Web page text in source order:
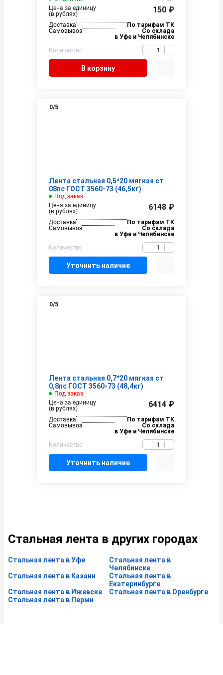
Цена за единицу
(в рублях)
150 ₽
Доставка
По тарифам ТК
Самовывоз
Со склада
в Уфе и Челябинске
Количество
В корзину
0/5
Лента стальная 0,5*20 мягкая ст
08пс ГОСТ 3560-73 (46,5кг)
Под заказ
Цена за единицу
(в рублях)
6148 ₽
Доставка
По тарифам ТК
Самовывоз
Со склада
в Уфе и Челябинске
Количество
Уточнить наличие
0/5
Лента стальная 0,7*20 мягкая ст
0,8пс ГОСТ 3560-73 (48,4кг)
Под заказ
Цена за единицу
(в рублях)
6414 ₽
Доставка
По тарифам ТК
Самовывоз
Со склада
в Уфе и Челябинске
Количество
Уточнить наличие
Стальная лента в других городах
Стальная лента в Уфе
Стальная лента в
Челябинске
Стальная лента в Казани
Стальная лента в
Екатеринбурге
Стальная лента в Ижевске
Стальная лента в Оренбурге
Стальная лента в Перми